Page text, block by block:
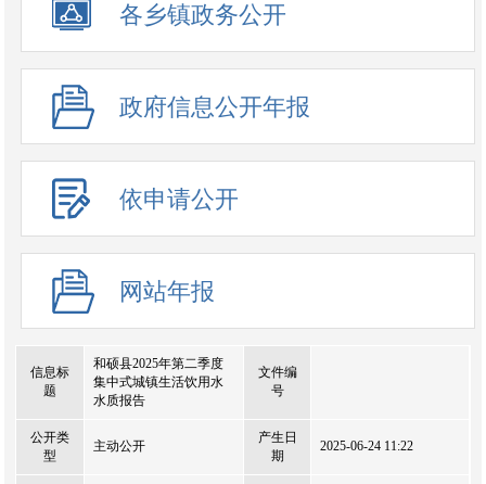
各乡镇政务公开
政府信息公开年报
依申请公开
网站年报
信息标
题
和硕县2025年第二季度
集中式城镇生活饮用水
水质报告
文件编
号
公开类
型
主动公开
产生日
期
2025-06-24 11:22